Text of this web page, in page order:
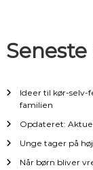
s
n
a
v
Ideer til kør-selv-
familien
Opdateret:
Unge tager på
Når børn bliver